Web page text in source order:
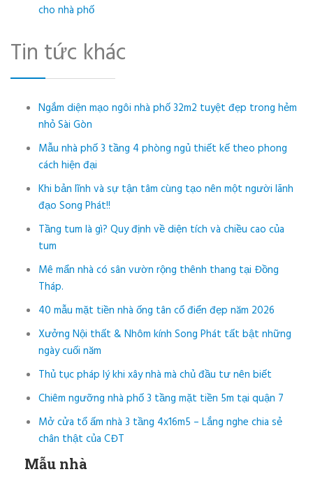
cho nhà phố
Tin tức khác
Ngắm diện mạo ngôi nhà phố 32m2 tuyệt đẹp trong hẻm
nhỏ Sài Gòn
Mẫu nhà phố 3 tầng 4 phòng ngủ thiết kế theo phong
cách hiện đại
Khi bản lĩnh và sự tận tâm cùng tạo nên một người lãnh
đạo Song Phát!!
Tầng tum là gì? Quy định về diện tích và chiều cao của
tum
Mê mẩn nhà có sân vườn rộng thênh thang tại Đồng
Tháp.
40 mẫu mặt tiền nhà ống tân cổ điển đẹp năm 2026
Xưởng Nội thất & Nhôm kính Song Phát tất bật những
ngày cuối năm
Thủ tục pháp lý khi xây nhà mà chủ đầu tư nên biết
Chiêm ngưỡng nhà phố 3 tầng mặt tiền 5m tại quận 7
Mở cửa tổ ấm nhà 3 tầng 4x16m5 – Lắng nghe chia sẻ
chân thật của CĐT
Mẫu nhà